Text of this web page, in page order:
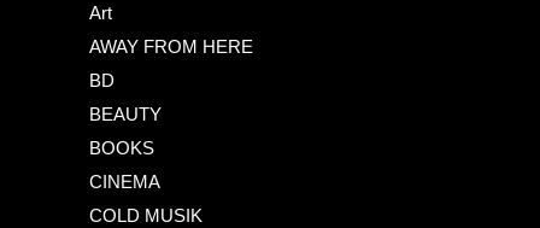
Art
AWAY FROM HERE
BD
BEAUTY
BOOKS
CINEMA
COLD MUSIK